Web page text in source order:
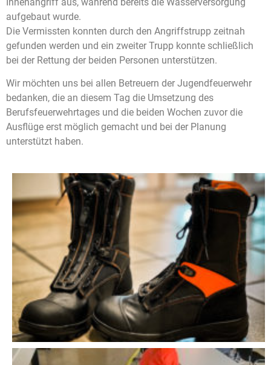
aufgebaut wurde.
Die Vermissten konnten durch den Angriffstrupp zeitnah
gefunden werden und ein zweiter Trupp konnte schließlich
bei der Rettung der beiden Personen unterstützen.
Wir möchten uns bei allen Betreuern der Jugendfeuerwehr
bedanken, die an diesem Tag die Umsetzung des
Berufsfeuerwehrtages und die beiden Wochen zuvor die
Ausflüge erst möglich gemacht und bei der Planung
unterstützt haben.